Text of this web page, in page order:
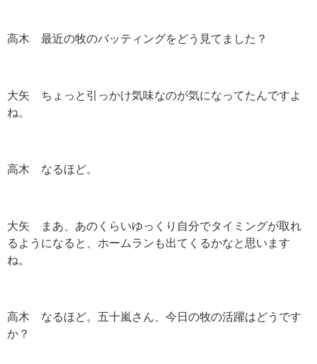
高木 最近の牧のバッティングをどう見てました？
大矢 ちょっと引っかけ気味なのが気になってたんですよ
ね。
高木 なるほど。
大矢 まあ、あのくらいゆっくり自分でタイミングが取れ
るようになると、ホームランも出てくるかなと思います
ね。
高木 なるほど。五十嵐さん、今日の牧の活躍はどうです
か？